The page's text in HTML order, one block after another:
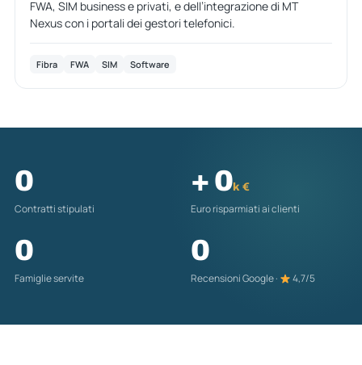
FWA, SIM business e privati, e dell’integrazione di MT
Nexus con i portali dei gestori telefonici.
Fibra FWA SIM Software
0
Contratti stipulati
+ 0k €
Euro risparmiati ai clienti
0
Famiglie servite
0
Recensioni Google · 4,7/5